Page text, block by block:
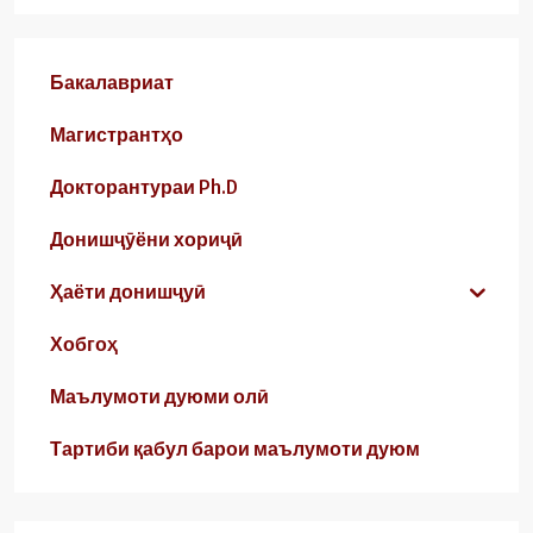
Бакалавриат
Магистрантҳо
Докторантураи Ph.D
Донишҷӯёни хориҷӣ
Ҳаёти донишҷуӣ
Хобгоҳ
Маълумоти дуюми олӣ
Тартиби қабул барои маълумоти дуюм